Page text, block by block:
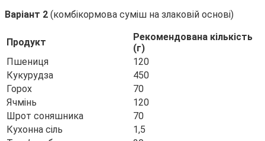
Варіант 2 (комбікормова суміш на злаковій основі)
Продукт
Рекомендована кількість
(г)
Пшениця
120
Кукурудза
450
Горох
70
Ячмінь
120
Шрот соняшника
70
Кухонна сіль
1,5